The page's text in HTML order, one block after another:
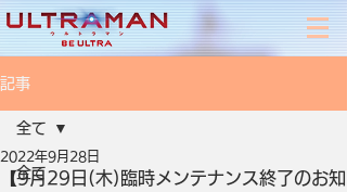
記事
全て
全て
【9月29日(木)臨時メンテナンス終了のお知
2022年9月28日